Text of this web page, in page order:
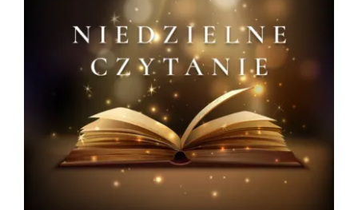
Duszpasterze
Grupy parafialne
Wspólnoty